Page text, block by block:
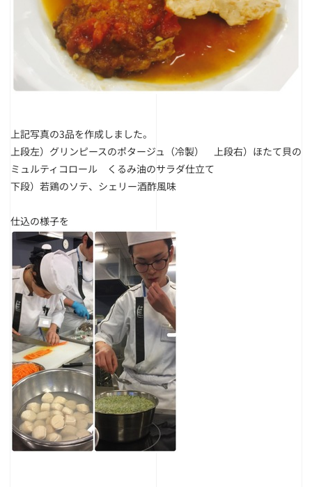
上記写真の3品を作成しました。
上段左）グリンピースのポタージュ（冷製） 上段右）ほたて貝の
ミュルティコロール くるみ油のサラダ仕立て
下段）若鶏のソテ、シェリー酒酢風味
仕込の様子を